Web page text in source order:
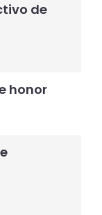
de
honor